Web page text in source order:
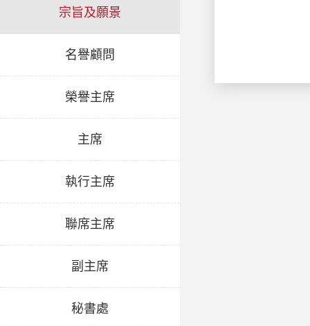
宗旨及願景
名譽顧問
榮譽主席
主席
執行主席
聯席主席
副主席
秘書處